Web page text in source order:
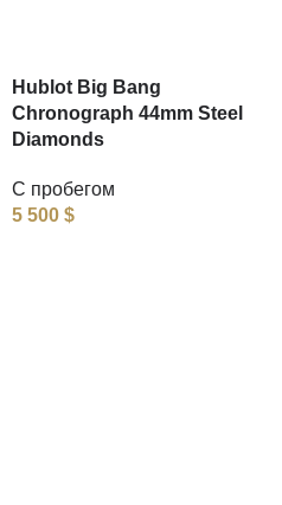
Hublot Big Bang
Chronograph 44mm Steel
Diamonds
С пробегом
5 500 $